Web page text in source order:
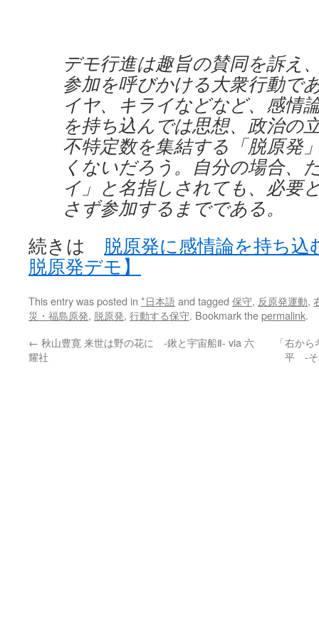
デモ行進は趣旨の賛同を訴え
参加を呼びかける大衆行動で
イヤ、キライなどなど、感情
を持ち込んでは思想、政治の
不特定数を集結する「脱原発
くないだろう。自分の場合、
イ」と名指しされても、必要
さず参加するまでである。
続きは 脱原発に感情論を持ち
脱原発デモ】
This entry was posted in *日本語and tagged 保守, 反原発運動,
災・福島原発, 脱原発, 行動する保守. Bookmark thepermalink.
← 秋山豊寛 来世は野の花に -鍬と宇宙船Ⅱ- via 六
耀社
「右か
平 ‐そ